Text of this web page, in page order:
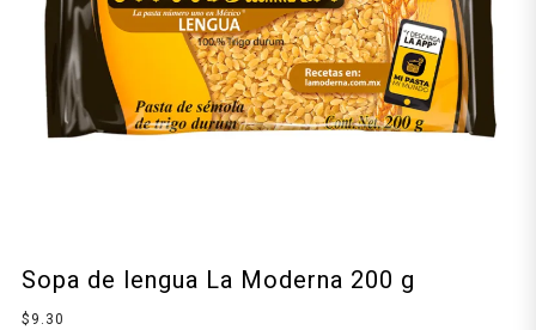
Sopa de lengua La Moderna 200 g
$ 9.30